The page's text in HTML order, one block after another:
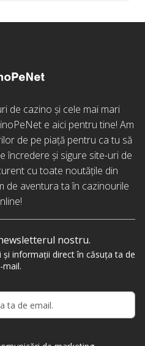
de cazino și cele mai mari
e aici pentru tine! Am
de pe piață pentru ca tu să
încredere și sigure site-uri de
cu toate noutățile din
de aventura ta în cazinourile
nostru.
informații direct în căsuța ta de
mail.